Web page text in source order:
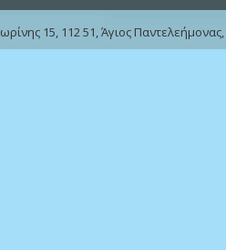
15, 112 51, Άγιος Παντελεήμονας,